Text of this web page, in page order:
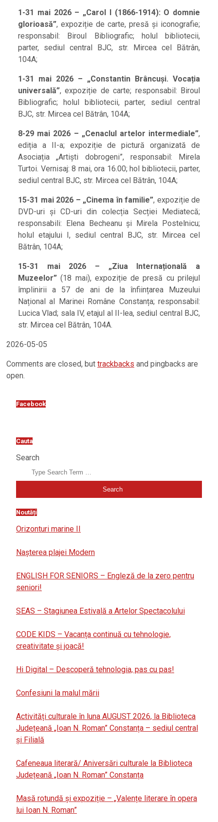
1-31 mai 2026 – „Carol I (1866-1914): O domnie
glorioasă”, expoziție de carte, presă și iconografie;
responsabil: Biroul Bibliografic; holul bibliotecii,
parter, sediul central BJC, str. Mircea cel Bătrân,
104A;
1-31 mai 2026 – „Constantin Brâncuși. Vocația
universală”, expoziție de carte; responsabil: Biroul
Bibliografic; holul bibliotecii, parter, sediul central
BJC, str. Mircea cel Bătrân, 104A;
8-29 mai 2026 – „Cenaclul artelor intermediale”,
ediția a II-a; expoziție de pictură organizată de
Asociația „Artiști dobrogeni”, responsabil: Mirela
Turtoi. Vernisaj: 8 mai, ora 16.00; hol bibliotecii, parter,
sediul central BJC, str. Mircea cel Bătrân, 104A;
15-31 mai 2026 – „Cinema în familie”, expoziție de
DVD-uri și CD-uri din colecția Secției Mediatecă;
responsabili: Elena Becheanu și Mirela Postelnicu;
holul etajului I, sediul central BJC, str. Mircea cel
Bătrân, 104A;
15-31 mai 2026 – „Ziua Internațională a
Muzeelor” (18 mai), expoziție de presă cu prilejul
împlinirii a 57 de ani de la înființarea Muzeului
Național al Marinei Române Constanța; responsabil:
Lucica Vlad; sala IV, etajul al II-lea, sediul central BJC,
str. Mircea cel Bătrân, 104A.
2026-05-05
Comments are closed, but trackbacks and pingbacks are
open.
Facebook
Cauta
Search
Noutăți
Orizonturi marine II
Nașterea plajei Modern
ENGLISH FOR SENIORS – Engleză de la zero pentru
seniori!
SEAS – Stagiunea Estivală a Artelor Spectacolului
CODE KIDS – Vacanța continuă cu tehnologie,
creativitate și joacă!
Hi Digital – Descoperă tehnologia, pas cu pas!
Confesiuni la malul mării
Activități culturale în luna AUGUST 2026, la Biblioteca
Județeană „Ioan N. Roman” Constanța – sediul central
și Filială
Cafeneaua literară/ Aniversări culturale la Biblioteca
Județeană „Ioan N. Roman” Constanța
Masă rotundă și expoziție – „Valențe literare în opera
lui Ioan N. Roman”